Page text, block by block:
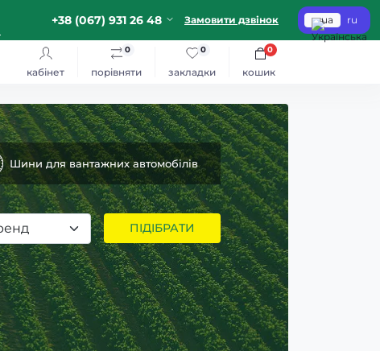
+38 (067) 931 26 48 Замовити дзвінок ua ru
кабінет
порівняти
0
закладки
0
кошик
0
Шини для вантажних автомобілів
ПІДІБРАТИ